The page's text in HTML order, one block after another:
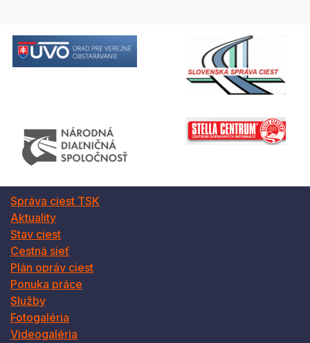
Správa ciest TSK
Aktuality
Stav ciest
Cestná sieť
Plán opráv ciest
Ponuka práce
Služby
Fotogaléria
Videogaléria